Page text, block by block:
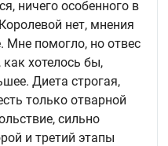
ничего особенного в
нет, мнения
Мне помогло, но отвес
хотелось бы,
Диета строгая,
только отварной
сильно
и третий этапы